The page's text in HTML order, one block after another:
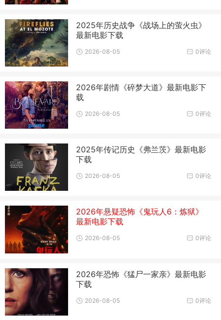
2025年历史战争《战场上的萤火虫》
最新电影下载
0评论
2026-08-05
2026年剧情《碎梦大道》最新电影下
载
0评论
2026-08-05
2025年传记历史《弗兰茨》最新电影
下载
0评论
2026-08-05
2026年悬疑恐怖《鬼玩人6：炼狱》
最新电影下载
0评论
2026-08-05
2026年恐怖《猛尸一家亲》最新电影
下载
0评论
2026-08-05